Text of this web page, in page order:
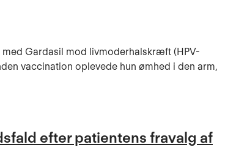
med Gardasil mod livmoderhalskræft (HPV-
vaccination oplevede hun ømhed i den arm,
efter patientens fravalg af